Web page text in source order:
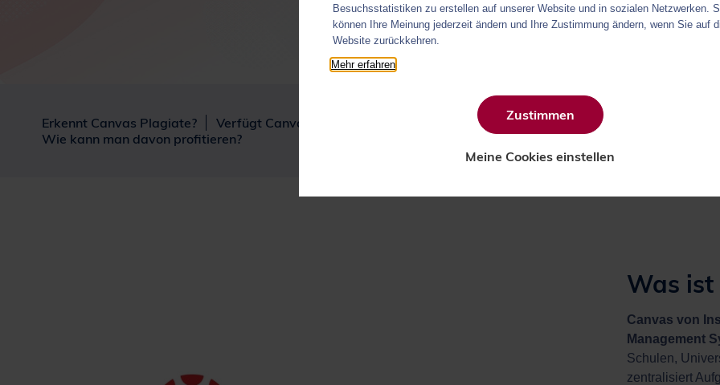
Erkennt Canvas Plagiate? Verfügt Canvas über eine KI-Erkennung?
Was kann in Canvas aufgedeckt
Wie kann man davon profitieren?
Was ist
Canvas von
Management
Schulen,
zentralisiert
Besuchsstatistiken zu erstellen auf unserer Website und in sozialen Netzwerken.
können Ihre Meinung jederzeit ändern und Ihre Zustimmung ändern, wenn Sie auf
Website zurückkehren.
Mehr erfahren
Zustimmen
Meine Cookies einstellen